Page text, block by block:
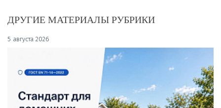
ДРУГИЕ МАТЕРИАЛЫ РУБРИКИ
5 августа 2026